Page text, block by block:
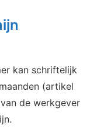
kan schriftelijk
(artikel
de werkgever